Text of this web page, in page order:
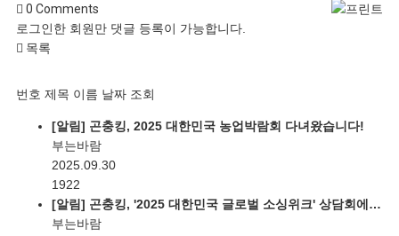
0 Comments
로그인한 회원만 댓글 등록이 가능합니다.
목록
번호 제목 이름 날짜 조회
[알림] 곤충킹, 2025 대한민국 농업박람회 다녀왔습니다!
부는바람
2025.09.30
1922
[알림] 곤충킹, '2025 대한민국 글로벌 소싱위크' 상담회에…
부는바람